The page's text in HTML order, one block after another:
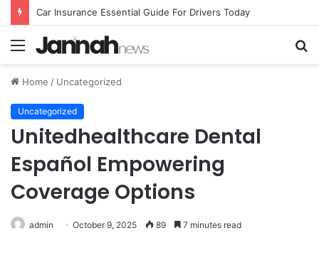
Car Insurance Essential Guide For Drivers Today
Menu
Home / Uncategorized
Uncategorized
Unitedhealthcare Dental
Español Empowering
Coverage Options
admin October 9, 2025 89 7 minutes read